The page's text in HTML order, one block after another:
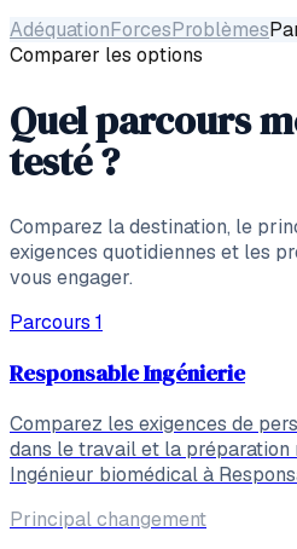
AdéquationForcesProblèmes
Comparer les options
Quel parcours
testé ?
Comparez la destination, le
exigences quotidiennes et les
vous engager.
Parcours 1
Responsable Ingénierie
Comparez les exigences de
dans le travail et la préparation
Ingénieur biomédical à
Principal changement